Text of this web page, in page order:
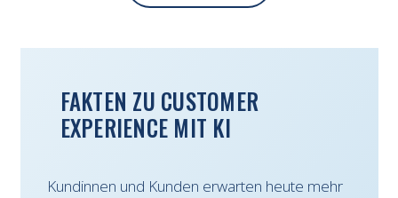
FAKTEN ZU CUSTOMER
EXPERIENCE MIT KI
Kundinnen und Kunden erwarten heute mehr